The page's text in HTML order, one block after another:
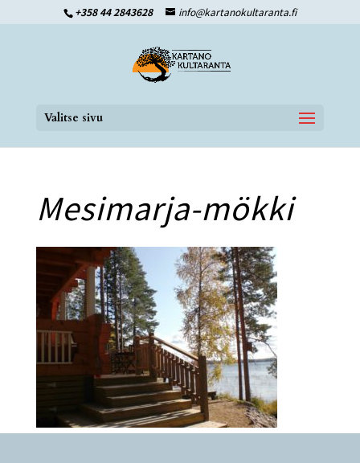
+358 44 2843628 info@kartanokultaranta.fi
Valitse sivu
Mesimarja-mökki